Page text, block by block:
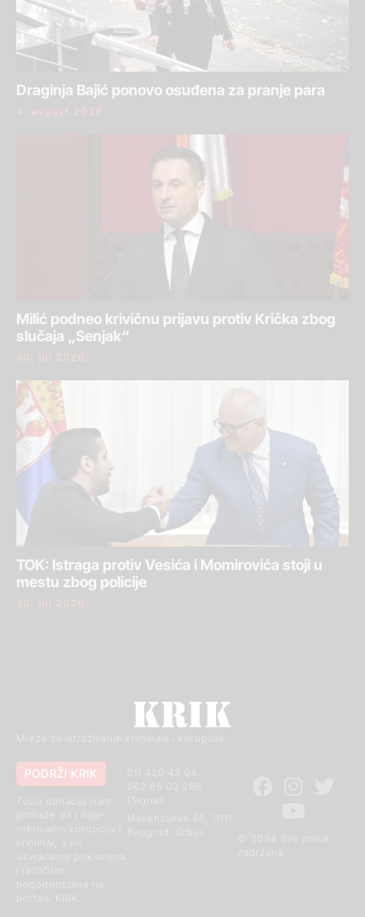
Draginja Bajić ponovo osuđena za pranje para
4. avgust 2026.
Milić podneo krivičnu prijavu protiv Krička zbog
slučaja „Senjak“
30. jul 2026.
TOK: Istraga protiv Vesića i Momirovića stoji u
mestu zbog policije
30. jul 2026.
Mreža za istraživanje kriminala i korupcije
© 2024 Sva prava
011 420 43 04
Makenzijeva 46, 11111
PODRŽI KRIK
otkrivamo korupciju i
kriminal, a mi
uzvraćamo poklonima
i različitim
pogodnostima na
portalu KRIK.